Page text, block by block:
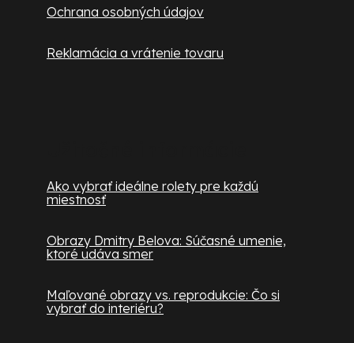
Ochrana osobných údajov
Reklamácia a vrátenie tovaru
Ako vybrať ideálne rolety pre každú
miestnosť
Obrazy Dmitry Belova: Súčasné umenie,
ktoré udáva smer
Maľované obrazy vs. reprodukcie: Čo si
vybrať do interiéru?